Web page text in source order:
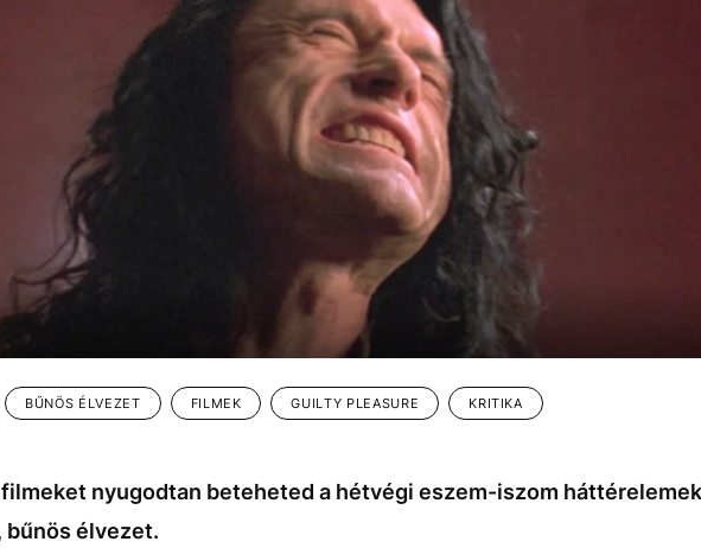
Impresszum
BŰNÖS ÉLVEZET FILMEK GUILTY PLEASURE KRITIKA
nyugodtan beteheted a hétvégi eszem-iszom
élvezet.